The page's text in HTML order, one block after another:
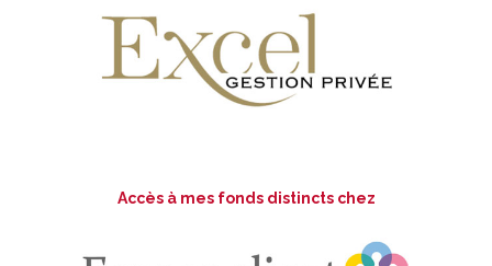
Accès à mes fonds distincts chez